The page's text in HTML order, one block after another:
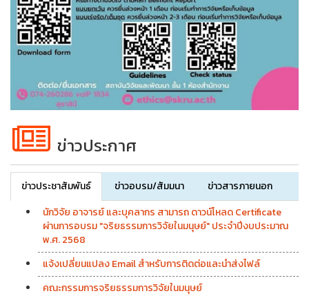
ข่าวประกาศ
ข่าวประชาสัมพันธ์ ข่าวอบรม/สัมมนา
ข่าวสารภายนอก
นักวิจัย อาจารย์ และบุคลากร สามารถ ดาวน์โหลด Certificate
ผ่านการอบรม "จริยธรรมการวิจัยในมนุษย์" ประจำปีงบประมาณ
พ.ศ. 2568
แจ้งเปลี่ยนแปลง Email สำหรับการติดต่อและนำส่งไฟล์
คณะกรรมการจริยธรรมการวิจัยในมนุษย์